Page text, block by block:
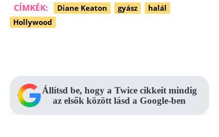
CÍMKÉK: Diane Keaton gyász
halál
Hollywood
Állítsd be, hogy a Twice cikkeit mindig
az elsők között lásd a Google-ben